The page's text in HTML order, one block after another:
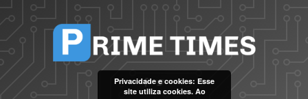
Privacidade e cookies: Esse
site utiliza cookies. Ao